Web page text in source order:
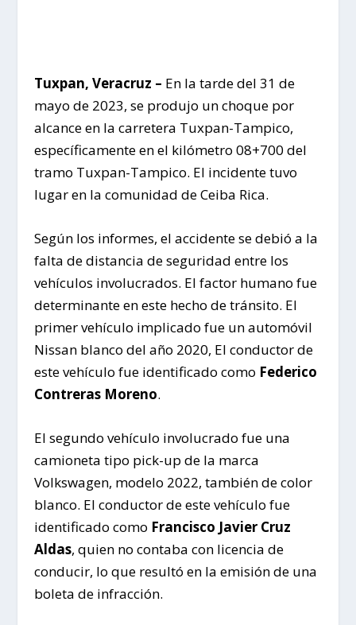
Tuxpan, Veracruz – En la tarde del 31 de
mayo de 2023, se produjo un choque por
alcance en la carretera Tuxpan-Tampico,
específicamente en el kilómetro 08+700 del
tramo Tuxpan-Tampico. El incidente tuvo
lugar en la comunidad de Ceiba Rica.
Según los informes, el accidente se debió a la
falta de distancia de seguridad entre los
vehículos involucrados. El factor humano fue
determinante en este hecho de tránsito. El
primer vehículo implicado fue un automóvil
Nissan blanco del año 2020, El conductor de
este vehículo fue identificado como Federico
Contreras Moreno.
El segundo vehículo involucrado fue una
camioneta tipo pick-up de la marca
Volkswagen, modelo 2022, también de color
blanco. El conductor de este vehículo fue
identificado como Francisco Javier Cruz
Aldas, quien no contaba con licencia de
conducir, lo que resultó en la emisión de una
boleta de infracción.